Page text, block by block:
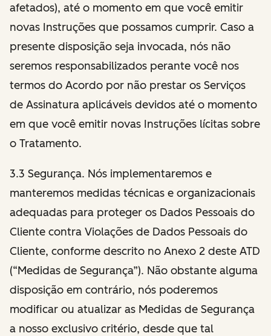
afetados), até o momento em que você emitir
novas Instruções que possamos cumprir. Caso a
presente disposição seja invocada, nós não
seremos responsabilizados perante você nos
termos do Acordo por não prestar os Serviços
de Assinatura aplicáveis devidos até o momento
em que você emitir novas Instruções lícitas sobre
o Tratamento.
3.3 Segurança. Nós implementaremos e
manteremos medidas técnicas e organizacionais
adequadas para proteger os Dados Pessoais do
Cliente contra Violações de Dados Pessoais do
Cliente, conforme descrito no Anexo 2 deste ATD
(“Medidas de Segurança”). Não obstante alguma
disposição em contrário, nós poderemos
modificar ou atualizar as Medidas de Segurança
a nosso exclusivo critério, desde que tal